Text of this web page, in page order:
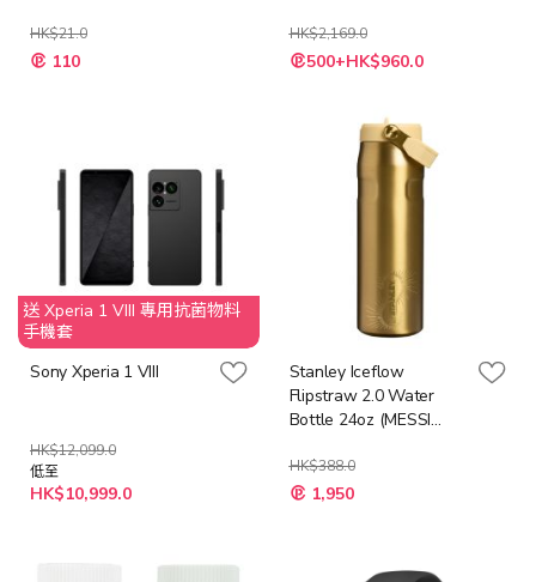
HK$21.0
特
殊 110
HK$2,169.0
500+HK$960.0
送 Xperia 1 VIII 專用抗菌物料
手機套
Sony Xperia 1 VIII
HK$12,099.0
低至
HK$10,999.0
Stanley Iceflow
Flipstraw 2.0 Water
Bottle 24oz (MESSI
HK$388.0
特
殊 1,950